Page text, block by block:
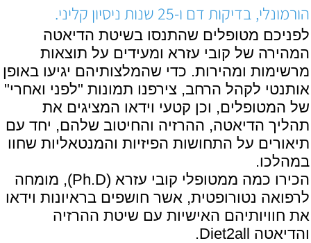
הורמונלי, בדיקות דם ו-25 שנות ניסיון קליני.
לפניכם מטופלים שהתנסו בשיטת הדיאטה
המהירה של קובי עזרא ומעידים על תוצאות
מרשימות ומהירות. כדי שהמלצותיהם יגיעו באופן
אותנטי לקהל הרחב, צירפנו תמונות "לפני ואחרי"
של המטופלים, וכן קטעי וידאו המציגים את
תהליך הדיאטה, ההרזיה והחיטוב שלהם, יחד עם
תיאורים על התחושות הפיזיות והמנטאליות שחוו
במהלכו.
הכירו כמה ממטופלי קובי עזרא
(Ph.D), מומחה
לרפואה נטורופטית, אשר חושפים בראיונות וידאו
את חוויותיהם האישיות עם שיטת ההרזיה
והדיאטה Diet2all
.